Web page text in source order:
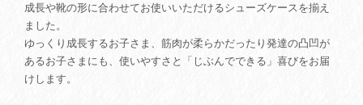
成長や靴の形に合わせてお使いいただけるシューズケースを揃え
ました。
ゆっくり成長するお子さま、筋肉が柔らかだったり発達の凸凹が
あるお子さまにも、使いやすさと「じぶんでできる」喜びをお届
けします。